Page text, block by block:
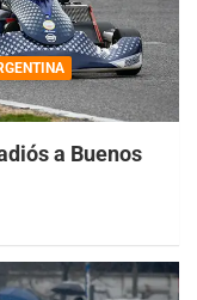
a Buenos